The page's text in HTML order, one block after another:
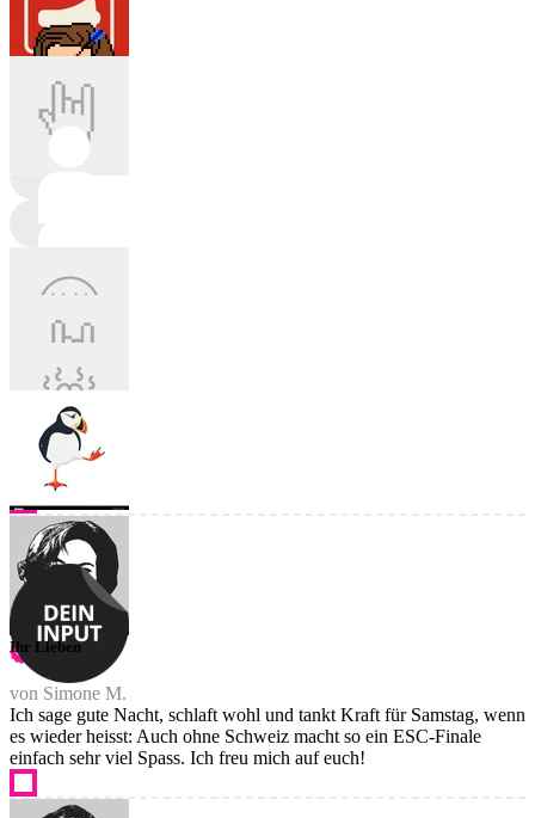
Ihr Lieben
von Simone M.
Ich sage gute Nacht, schlaft wohl und tankt Kraft für Samstag, wenn
es wieder heisst: Auch ohne Schweiz macht so ein ESC-Finale
einfach sehr viel Spass. Ich freu mich auf euch!